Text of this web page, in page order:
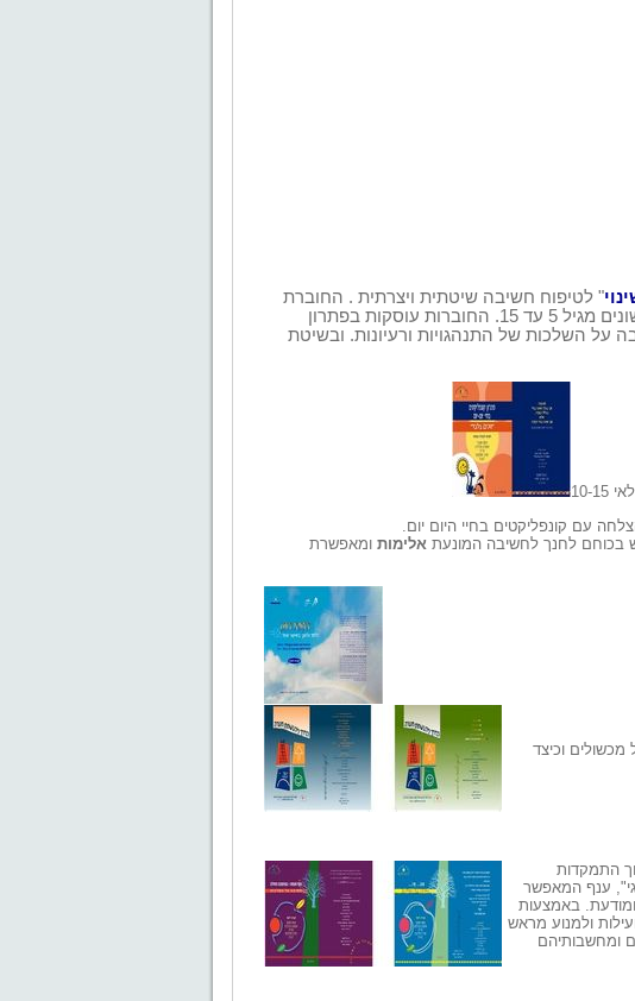
"לטיפוח חשיבה שיטתית ויצרתית . החוברת
עוסקות בפתרון
על השלכות של התנהגויות ורעיונות. ובשיטת
10-15
עם קונפליקטים בחיי היום יום.
בכוחם לחנך לחשיבה המונעת אלימות ומאפשרת
מכשולים וכיצד
התמקדות
ענף המאפשר
באמצעות
ולמנוע מראש
ומחשבותיהם